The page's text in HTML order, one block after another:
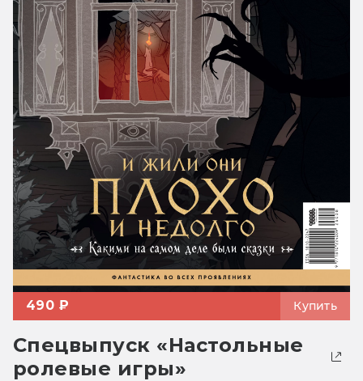
490 ₽ Купить
Спецвыпуск «Настольные
ролевые игры»